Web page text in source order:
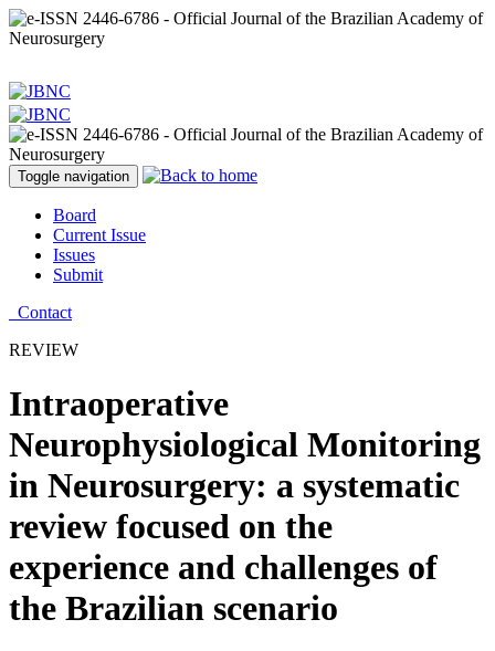
Toggle navigation
Board
Current Issue
Issues
Submit
Contact
REVIEW
Intraoperative
Neurophysiological Monitoring
in Neurosurgery: a systematic
review focused on the
experience and challenges of
the Brazilian scenario